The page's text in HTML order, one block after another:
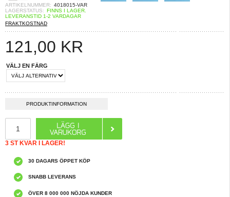
ARTIKELNUMMER: 4018015-VAR
LAGERSTATUS: FINNS I LAGER.
LEVERANSTID 1-2 VARDAGAR
FRAKTKOSTNAD
121,00 KR
VÄLJ EN FÄRG
PRODUKTINFORMATION
3 ST KVAR I LAGER!
30 DAGARS ÖPPET KÖP
SNABB LEVERANS
ÖVER 8 000 000 NÖJDA KUNDER